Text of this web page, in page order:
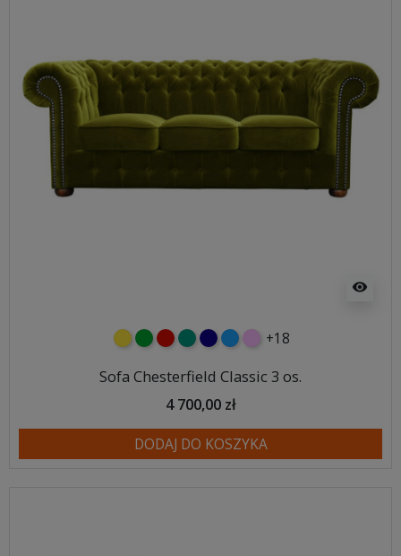
visibility
żółtyzielonyczerwony
turkusowy
granatowy
niebieski
różowy
+18
Sofa Chesterfield Classic 3 os.
4 700,00 zł
DODAJ DO KOSZYKA